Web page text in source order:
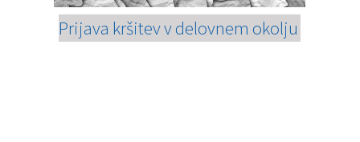
Prijava kršitev v delovnem okolju